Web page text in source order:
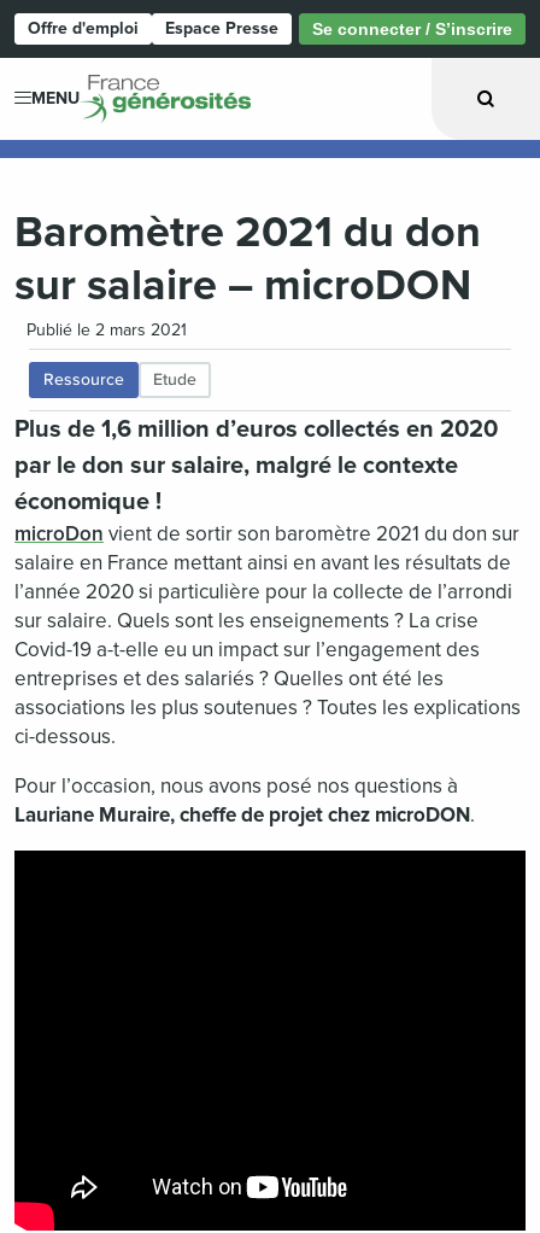
Offre d'emploi Espace Presse Se connecter / S’inscrire
MENU
Baromètre 2021 du don
sur salaire – microDON
Publié le 2 mars 2021
Ressource Etude
Plus de 1,6 million d’euros collectés en 2020
par le don sur salaire, malgré le contexte
économique !
microDon vient de sortir son baromètre 2021 du don sur
salaire en France mettant ainsi en avant les résultats de
l’année 2020 si particulière pour la collecte de l’arrondi
sur salaire. Quels sont les enseignements ? La crise
Covid-19 a-t-elle eu un impact sur l’engagement des
entreprises et des salariés ? Quelles ont été les
associations les plus soutenues ? Toutes les explications
ci-dessous.
Pour l’occasion, nous avons posé nos questions à
Lauriane Muraire, cheffe de projet chez microDON.